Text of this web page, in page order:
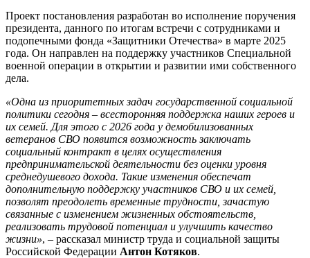
Проект постановления разработан во исполнение поручения
президента, данного по итогам встречи с сотрудниками и
подопечными фонда «Защитники Отечества» в марте 2025
года. Он направлен на поддержку участников Специальной
военной операции в открытии и развитии ими собственного
дела.
«Одна из приоритетных задач государственной социальной
политики сегодня – всесторонняя поддержка наших героев и
их семей. Для этого с 2026 года у демобилизованных
ветеранов СВО появится возможность заключать
социальный контракт в целях осуществления
предпринимательской деятельности без оценки уровня
среднедушевого дохода. Такие изменения обеспечат
дополнительную поддержку участников СВО и их семей,
позволят преодолеть временные трудности, зачастую
связанные с изменением жизненных обстоятельств,
реализовать трудовой потенциал и улучшить качество
жизни», – рассказал министр труда и социальной защиты
Российской Федерации Антон Котяков.